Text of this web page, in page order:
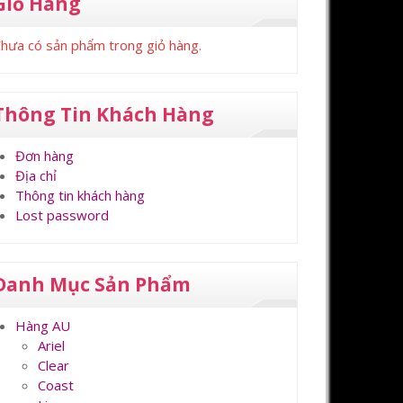
có sản phẩm trong giỏ hàng.
Tin Khách Hàng
Đơn hàng
Địa chỉ
Thông tin khách hàng
Lost password
Mục Sản Phẩm
Hàng AU
Ariel
Clear
Coast